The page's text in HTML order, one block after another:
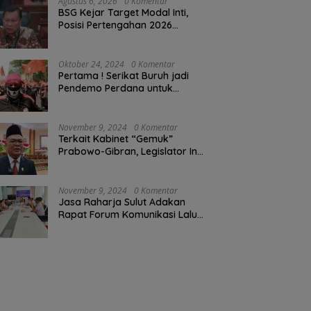
BSG Kejar Target Modal Inti,
Posisi Pertengahan 2026
Oktober 24, 2024 0 Komentar
Pertama ! Serikat Buruh jadi
Pendemo Perdana untuk
November 9, 2024 0 Komentar
Terkait Kabinet “Gemuk”
Prabowo-Gibran, Legislator Ini
November 9, 2024 0 Komentar
Jasa Raharja Sulut Adakan
Rapat Forum Komunikasi Lalu